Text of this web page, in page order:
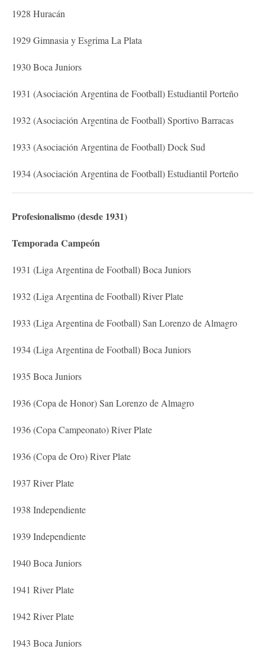
1928 Huracán
1929 Gimnasia y Esgrima La Plata
1930 Boca Juniors
1931 (Asociación Argentina de Football) Estudiantil Porteño
1932 (Asociación Argentina de Football) Sportivo Barracas
1933 (Asociación Argentina de Football) Dock Sud
1934 (Asociación Argentina de Football) Estudiantil Porteño
Profesionalismo (desde 1931)
Temporada Campeón
1931 (Liga Argentina de Football) Boca Juniors
1932 (Liga Argentina de Football) River Plate
1933 (Liga Argentina de Football) San Lorenzo de Almagro
1934 (Liga Argentina de Football) Boca Juniors
1935 Boca Juniors
1936 (Copa de Honor) San Lorenzo de Almagro
1936 (Copa Campeonato) River Plate
1936 (Copa de Oro) River Plate
1937 River Plate
1938 Independiente
1939 Independiente
1940 Boca Juniors
1941 River Plate
1942 River Plate
1943 Boca Juniors